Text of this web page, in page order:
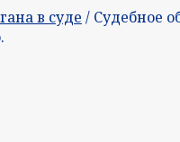
в суде / Судебное